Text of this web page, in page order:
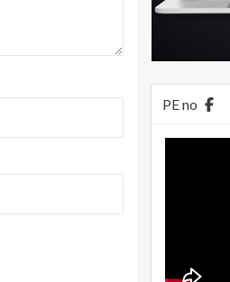
PE no